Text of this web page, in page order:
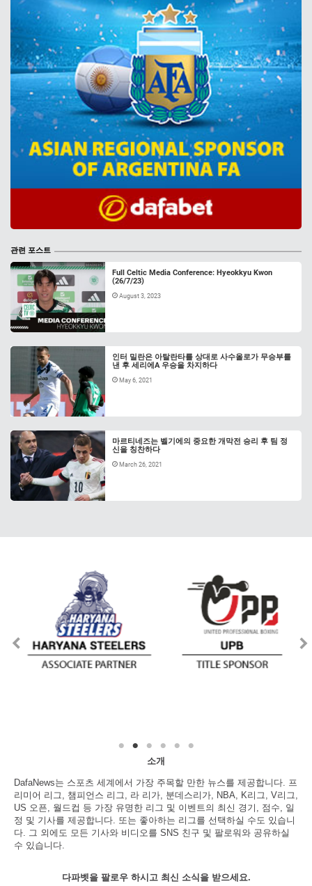
관련 포스트
Full Celtic Media Conference: Hyeokkyu Kwon
(26/7/23)
August 3, 2023
인터 밀란은 아탈란타를 상대로 사수올로가 무승부를
낸 후 세리에A 우승을 차지하다
May 6, 2021
마르티네즈는 벨기에의 중요한 개막전 승리 후 팀 정
신을 칭찬하다
March 26, 2021
소개
DafaNews는 스포츠 세계에서 가장 주목할 만한 뉴스를 제공합니다. 프
리미어 리그, 챔피언스 리그, 라 리가, 분데스리가, NBA, K리그, V리그,
US 오픈, 월드컵 등 가장 유명한 리그 및 이벤트의 최신 경기, 점수, 일
정 및 기사를 제공합니다. 또는 좋아하는 리그를 선택하실 수도 있습니
다. 그 외에도 모든 기사와 비디오를 SNS 친구 및 팔로워와 공유하실
수 있습니다.
다파벳을 팔로우 하시고 최신 소식을 받으세요.